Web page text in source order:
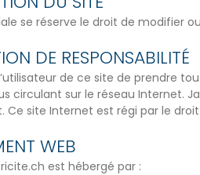
se réserve le droit de
DE RESPONSABILITÉ
de ce site de prendre
circulant sur le réseau Internet.
Ce site Internet est régi par le droit
WEB
est hébergé par :